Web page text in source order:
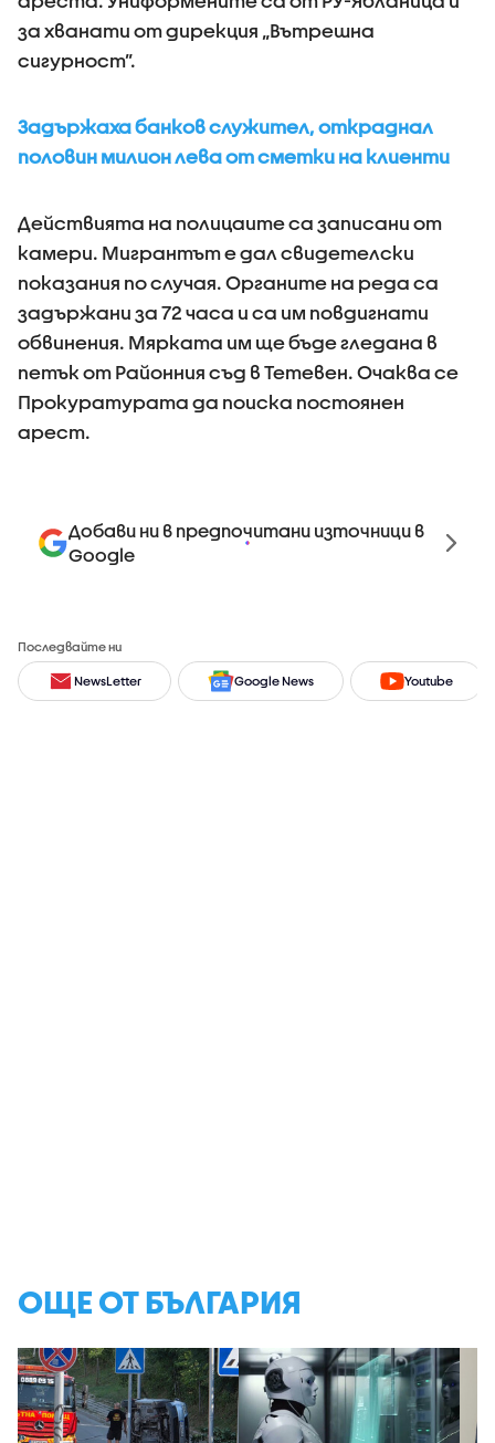
за хванати от дирекция „Вътрешна
сигурност”.
Задържаха банков служител, откраднал
половин милион лева от сметки на клиенти
Действията на полицаите са записани от
камери. Мигрантът е дал свидетелски
показания по случая. Органите на реда са
задържани за 72 часа и са им повдигнати
обвинения. Мярката им ще бъде гледана в
петък от Районния съд в Тетевен. Очаква се
Прокуратурата да поиска постоянен
арест.
Добави ни в предпочитани източници в
Google
Последвайте ни
NewsLetter Google News Youtube
ОЩЕ ОТ БЪЛГАРИЯ